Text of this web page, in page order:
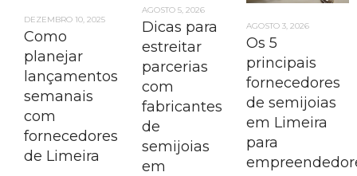
DEZEMBRO 10, 2025
Como
planejar
lançamentos
semanais
com
fornecedores
de Limeira
AGOSTO 5, 2026
Dicas para
estreitar
parcerias
com
fabricantes
de
semijoias
em
AGOSTO 3, 2026
Os 5
principais
fornecedores
de semijoias
em Limeira
para